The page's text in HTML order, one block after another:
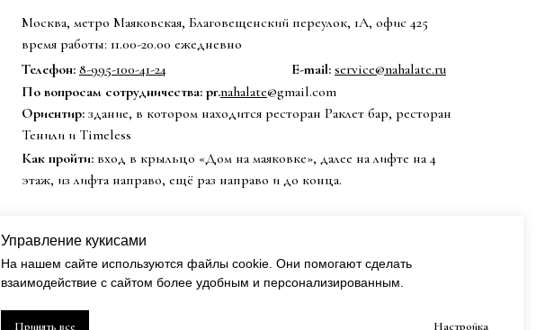
Ориентир: здание, в котором находится ресторан Раклет бар, ресторан
Тенили и Timeless
Москва, метро Маяковская, Благовещенский переулок, 1А, офис 425
время работы: 11.00-20.00 ежедневно
Как пройти: вход в крыльцо «Дом на маяковке», далее на лифте на 4
этаж, из лифта направо, ещё раз направо и до конца.
Телефон: 8-995-100-41-24 E-mail: service@nahalate.ru
По вопросам сотрудничества: pr.nahalate@gmail.com
Управление кукисами
На нашем сайте используются файлы cookie. Они помогают сделать
взаимодействие с сайтом более удобным и персонализированным.
Принять все Настройка